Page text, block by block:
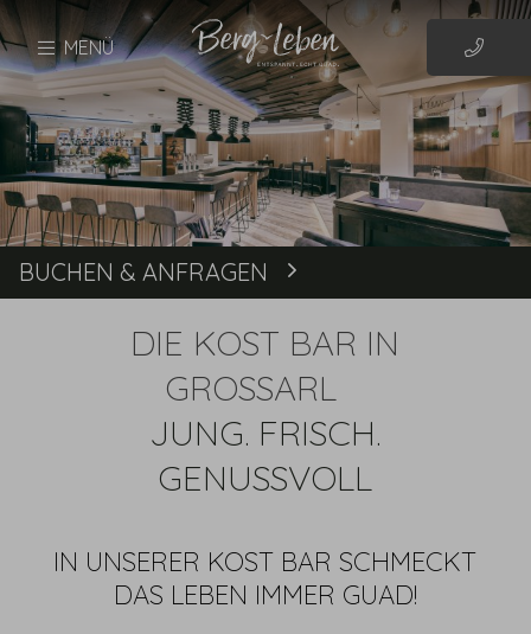
MENÜ
BUCHEN & ANFRAGEN
DIE KOST BAR IN
GROSSARL
JUNG. FRISCH.
GENUSSVOLL
IN UNSERER KOST BAR SCHMECKT
DAS LEBEN IMMER GUAD!